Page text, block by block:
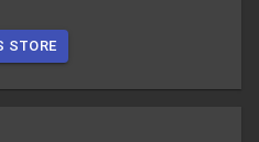
STORE